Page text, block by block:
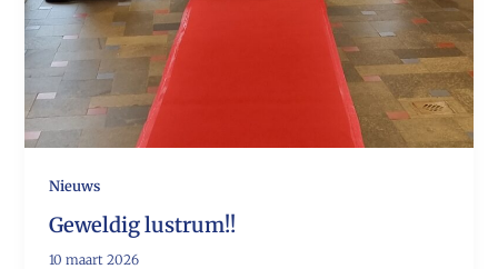
Nieuws
Geweldig lustrum!!
10 maart 2026